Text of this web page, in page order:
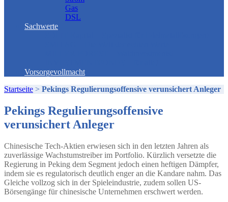
Gas
DSL
Sachwerte
Vorsorgevollmacht
Startseite > Pekings Regulierungsoffensive verunsichert Anleger
Pekings Regulierungsoffensive
verunsichert Anleger
Chinesische Tech-Aktien erwiesen sich in den letzten Jahren als
zuverlässige Wachstumstreiber im Portfolio. Kürzlich versetzte die
Regierung in Peking dem Segment jedoch einen heftigen Dämpfer,
indem sie es regulatorisch deutlich enger an die Kandare nahm. Das
Gleiche vollzog sich in der Spieleindustrie, zudem sollen US-
Börsengänge für chinesische Unternehmen erschwert werden.